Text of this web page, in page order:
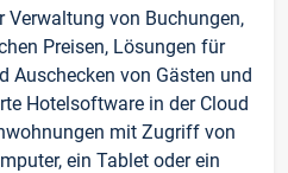
Verwaltung von Buchungen,
Preisen, Lösungen für
Auschecken von Gästen und
Hotelsoftware in der Cloud
mit Zugriff von
ein Tablet oder ein